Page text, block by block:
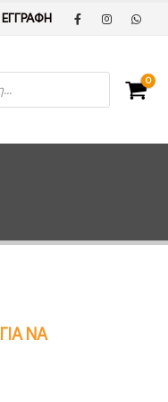
ΕΓΓΡΑΦΗ
0
ΓΙΑ ΝΑ